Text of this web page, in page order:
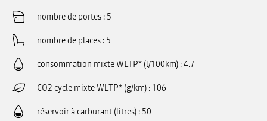
nombre de portes 5
nombre de places 5
consommation mixte WLTP* (l/100km) 4.7
CO2 cycle mixte WLTP* (g/km) 106
réservoir à carburant (litres) 50